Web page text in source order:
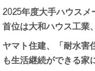
2025年度大手ハウス
首位は大和ハウス工業
ヤマト住建、「耐水害
も生活継続ができる家